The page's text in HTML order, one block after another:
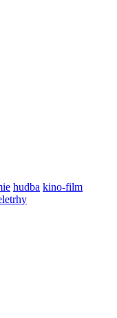
hudba kino-film